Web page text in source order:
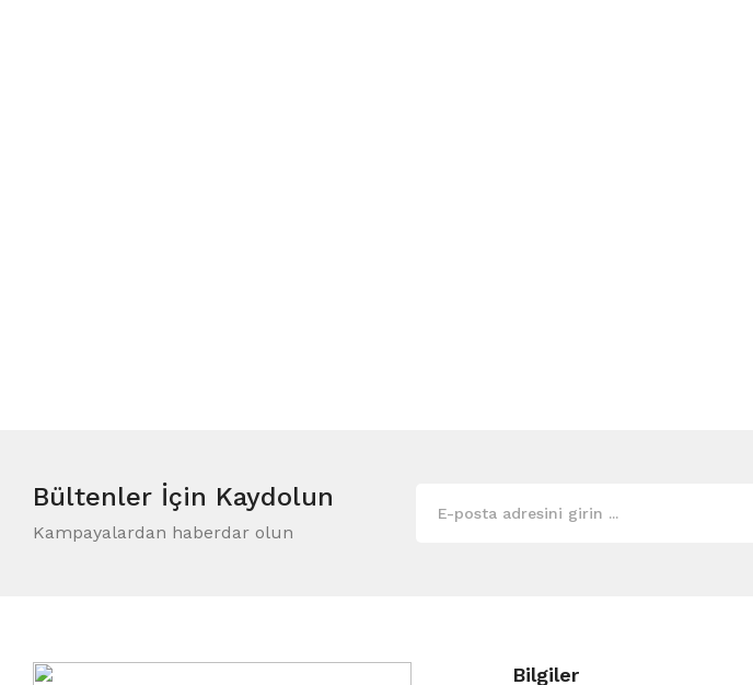
Bültenler İçin Kaydolun
Kampayalardan haberdar olun
Bilgiler